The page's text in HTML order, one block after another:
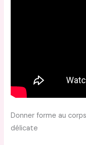
Donner forme au
délicate